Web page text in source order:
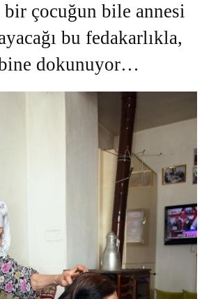
çocuğun bile annesi
bu fedakarlıkla,
dokunuyor…